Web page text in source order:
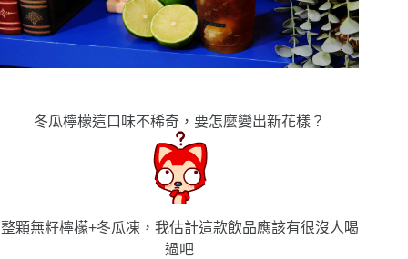
冬瓜檸檬這口味不稀奇，要怎麼變出新花樣？
整顆無籽檸檬+冬瓜凍，我估計這款飲品應該有很沒人喝
過吧